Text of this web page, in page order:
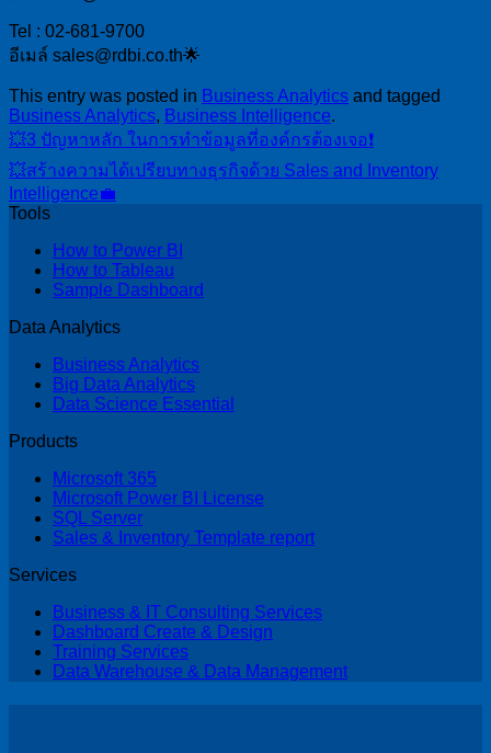
Tel : 02-681-9700
อีเมล์ sales@rdbi.co.th🌟
This entry was posted in Business Analytics and tagged
Business Analytics, Business Intelligence.
💥3 ปัญหาหลัก ในการทำข้อมูลที่องค์กรต้องเจอ❗️
💥สร้างความได้เปรียบทางธุรกิจด้วย Sales and Inventory
Intelligence💼
Tools
How to Power BI
How to Tableau
Sample Dashboard
Data Analytics
Business Analytics
Big Data Analytics
Data Science Essential
Products
Microsoft 365
Microsoft Power BI License
SQL Server
Sales & Inventory Template report
Services
Business & IT Consulting Services
Dashboard Create & Design
Training Services
Data Warehouse & Data Management